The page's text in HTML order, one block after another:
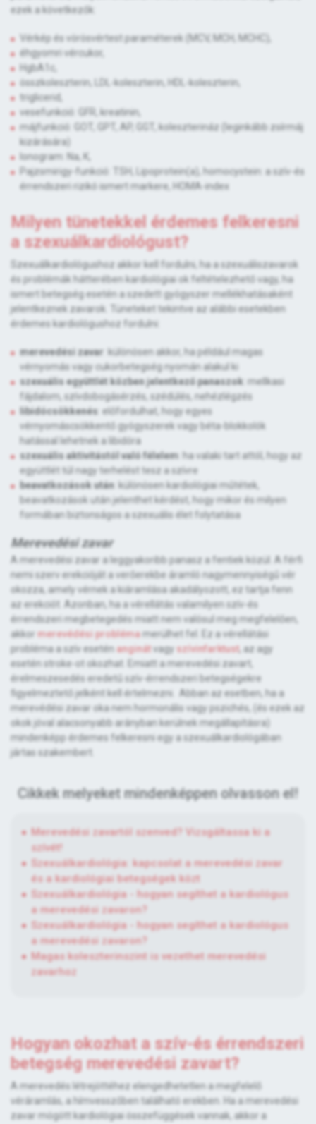
ezek a következők:
Vérkép és vörösvértest paraméterek (MCV, MCH, MCHC),
éhgyomri vércukor,
HgbA1c,
összkoleszterin, LDL-koleszterin, HDL-koleszterin,
triglicerid,
vesefunkció: GFR, kreatinin,
májfunkció: GOT, GPT, AP, GGT, koleszterináz (leginkább zsírmáj
kizárására)
Ionogram: Na, K,
Pajzsmirigy-funkció: TSH, Lipoprotein(a), homocystein: a szív-és
érrendszeri rizikó ismert markere, HOMA-index
Milyen tünetekkel érdemes felkeresni
a szexuálkardiológust?
Szexuálkardiológushoz akkor kell fordulni, ha a szexuáliszavarok
és problémák hátterében kardiológiai ok feltételezhető vagy, ha
ismert betegség esetén a szedett gyógyszer mellékhatásaként
jelentkeznek zavarok. Tüneteket tekintve az alábbi esetekben
érdemes kardiológushoz fordulni:
merevedési zavar : különösen akkor, ha például magas
vérnyomás vagy cukorbetegség nyomán alakul ki
szexuális együttlét közben jelentkező panaszok : mellkasi
fájdalom, szívdobogásérzés, szédülés, nehézlégzés
libidócsökkenés : előfordulhat, hogy egyes
vérnyomáscsökkentő gyógyszerek vagy béta-blokkolók
hatással lehetnek a libidóra
szexuális aktivitástól való félelem : ha valaki tart attól, hogy az
együttlét túl nagy terhelést tesz a szívre
beavatkozások után : különösen kardiológiai műtétek,
beavatkozások után jelenthet kérdést, hogy mikor és milyen
formában biztonságos a szexuális élet folytatása
Merevedési zavar
A merevedési zavar a leggyakoribb panasz a fentiek közül. A férfi
nemi szerv erekcióját a verőerekbe áramló nagymennyiségű vér
okozza, amely vérnek a kiáramlása akadályozott, ez tartja fenn
az erekciót. Azonban, ha a vérellátás valamilyen szív-és
érrendszeri megbetegedés miatt nem valósul meg megfelelően,
akkor merevédési problémamerülhet fel. Ez a vérellátási
probléma a szív esetén anginát vagy szívinfarktust , az agy
esetén stroke-ot okozhat. Emiatt a merevedési zavart,
érelmeszesedés eredetű szív-érrendszeri betegségekre
figyelmeztető jelként kell értelmezni. Abban az esetben, ha a
merevédési zavar oka nem hormonális vagy pszichés, (és ezek az
okok jóval alacsonyabb arányban kerülnek megállapításra)
mindenképp érdemes felkeresni egy a szexuálkardiológában
jártas szakembert.
Cikkek melyeket mindenképpen olvasson el!
Merevedési zavartól szenved? Vizsgáltassa ki a
szívét!
Szexuálkardiológia: kapcsolat a merevedési zavar
és a kardiológiai betegségek közt
Szexuálkardiológia - hogyan segíthet a kardiológus
a merevedési zavaron?
Szexuálkardiológia - hogyan segíthet a kardiológus
a merevedési zavaron?
Magas koleszterinszint is vezethet merevedési
zavarhoz
Hogyan okozhat a szív-és érrendszeri
betegség merevedési zavart?
A merevedés létrejöttéhez elengedhetetlen a megfelelő
véráramlás, a hímvesszőben található erekben. Ha a merevedési
zavar mögött kardiológiai összefüggések vannak, akkor a